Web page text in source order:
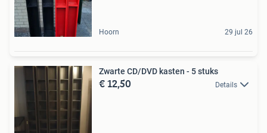
Hoorn 29 jul 26
Zwarte CD/DVD kasten - 5 stuks
€ 12,50 Details